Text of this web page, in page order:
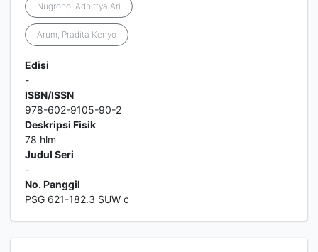
Nugroho, Adhittya Ari
Arum, Pradita Kenyo
Edisi
-
ISBN/ISSN
978-602-9105-90-2
Deskripsi Fisik
78 hlm
Judul Seri
-
No. Panggil
PSG 621-182.3 SUW c